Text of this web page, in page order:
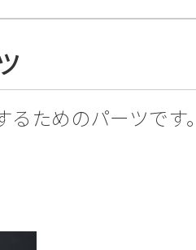
ためのパーツです。